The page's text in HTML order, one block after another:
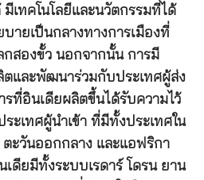
เทคโนโลยีและนวัตกรรมที่ได้
ายเป็นกลางทางการเมืองที่
กสองขั้ว นอกจากนั้น การมี
และพัฒนาร่วมกับประเทศผู้ส่ง
ที่อินเดียผลิตขึ้นได้รับความไว้
ะเทศผู้นำเข้า ที่มีทั้งประเทศใน
ตะวันออกกลาง และแอฟริกา
ดียมีทั้งระบบเรดาร์ โดรน ยาน